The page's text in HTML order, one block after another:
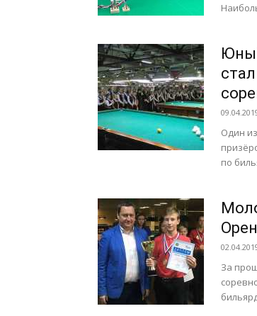
Один
по
За